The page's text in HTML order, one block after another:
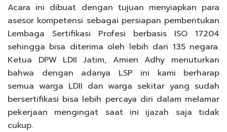
Acara ini dibuat dengan tujuan menyiapkan para
asesor kompetensi sebagai persiapan pembentukan
Lembaga Sertifikasi Profesi berbasis ISO 17204
sehingga bisa diterima oleh lebih dari 135 negara.
Ketua DPW LDII Jatim, Amien Adhy menuturkan
bahwa dengan adanya LSP ini kami berharap
semua warga LDII dan warga sekitar yang sudah
bersertifikasi bisa lebih percaya diri dalam melamar
pekerjaan mengingat saat ini ijazah saja tidak
cukup.